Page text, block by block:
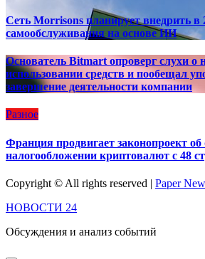
Сеть Morrisons планирует внедрить в
самообслуживания на основе ИИ
Основатель Bitmart опроверг слухи о
использовании средств и пообещал
завершение деятельности компании
Разное
Франция продвигает законопроект
налогообложении криптовалют с 48
Copyright © All rights reserved | Paper
НОВОСТИ 24
Обсуждения и анализ событий